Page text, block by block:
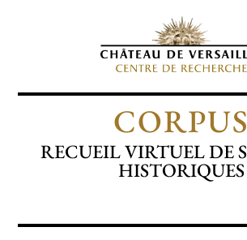
CORPUS
RECUEIL VIRTUEL DE
HISTORIQUES